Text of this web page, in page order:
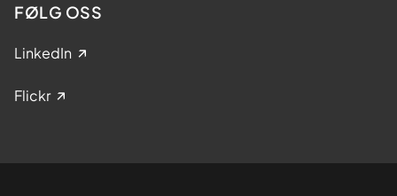
FØLG OSS
LinkedIn
Flickr